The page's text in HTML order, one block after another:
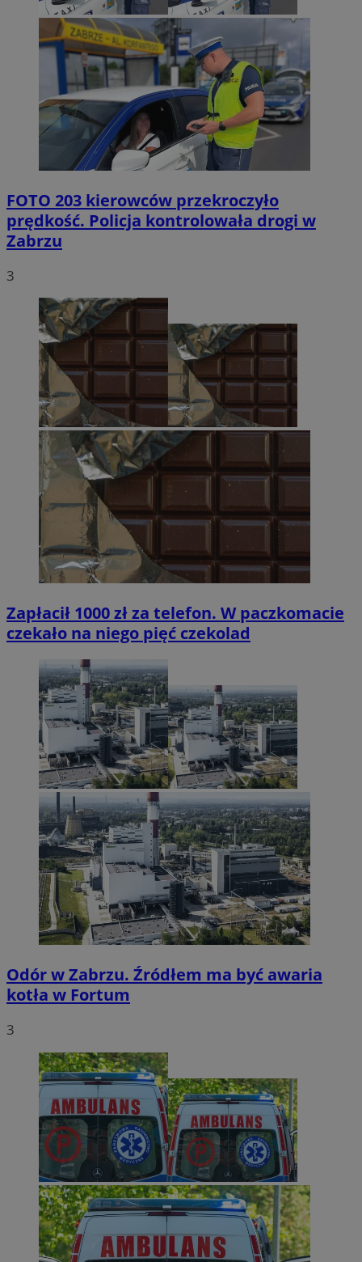
FOTO 203 kierowców przekroczyło
prędkość. Policja kontrolowała drogi w
Zabrzu
3
Zapłacił 1000 zł za telefon. W paczkomacie
czekało na niego pięć czekolad
Odór w Zabrzu. Źródłem ma być awaria
kotła w Fortum
3